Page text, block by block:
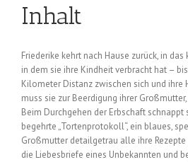
Inhalt
Friederike kehrt nach Hause zurück, in
in dem sie ihre Kindheit verbracht hat –
Kilometer Distanz zwischen sich und ihre
muss sie zur Beerdigung ihrer
Beim Durchgehen der Erbschaft schnappt
begehrte „Tortenprotokoll“, ein blaues,
Großmutter detailgetrau alle ihre
die Liebesbriefe eines Unbekannten und